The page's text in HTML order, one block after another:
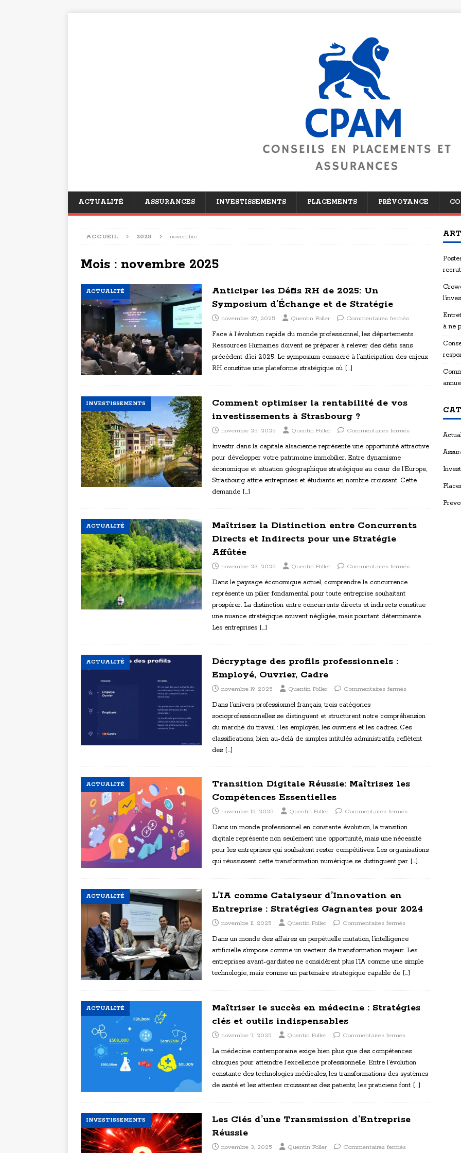
ACTUALITÉ ASSURANCES INVESTISSEMENTS PLACEMENTS PRÉVOYANCE
ACCUEIL 2025 novembre
Mois : novembre 2025
ACTUALITÉ
Anticiper les Défis RH de 2025: Un
Symposium d’Échange et de Stratégie
novembre 27, 2025 Quentin Foller Commentaires fermés
Face à l’évolution rapide du monde professionnel, les départements
Ressources Humaines doivent se préparer à relever des défis sans
précédent d’ici 2025. Le symposium consacré à l’anticipation des enjeux
RH constitue une plateforme stratégique où […]
INVESTISSEMENTS
Comment optimiser la rentabilité de vos
investissements à Strasbourg ?
novembre 25, 2025 Quentin Foller Commentaires fermés
Investir dans la capitale alsacienne représente une opportunité attractive
pour développer votre patrimoine immobilier. Entre dynamisme
économique et situation géographique stratégique au cœur de l’Europe,
Strasbourg attire entreprises et étudiants en nombre croissant. Cette
demande […]
ACTUALITÉ
Maîtrisez la Distinction entre Concurrents
Directs et Indirects pour une Stratégie
Affûtée
novembre 23, 2025 Quentin Foller Commentaires fermés
Dans le paysage économique actuel, comprendre la concurrence
représente un pilier fondamental pour toute entreprise souhaitant
prospérer. La distinction entre concurrents directs et indirects constitue
une nuance stratégique souvent négligée, mais pourtant déterminante.
Les entreprises […]
ACTUALITÉ
Décryptage des profils professionnels :
Employé, Ouvrier, Cadre
novembre 19, 2025 Quentin Foller Commentaires fermés
Dans l’univers professionnel français, trois catégories
socioprofessionnelles se distinguent et structurent notre compréhension
du marché du travail : les employés, les ouvriers et les cadres. Ces
classifications, bien au-delà de simples intitulés administratifs, reflètent
des […]
ACTUALITÉ
Transition Digitale Réussie: Maîtrisez les
Compétences Essentielles
novembre 15, 2025 Quentin Foller Commentaires fermés
Dans un monde professionnel en constante évolution, la transition
digitale représente non seulement une opportunité, mais une nécessité
pour les entreprises qui souhaitent rester compétitives. Les organisations
qui réussissent cette transformation numérique se distinguent par […]
ACTUALITÉ
L’IA comme Catalyseur d’Innovation en
Entreprise : Stratégies Gagnantes pour 2024
novembre 11, 2025 Quentin Foller Commentaires fermés
Dans un monde des affaires en perpétuelle mutation, l’intelligence
artificielle s’impose comme un vecteur de transformation majeur. Les
entreprises avant-gardistes ne considèrent plus l’IA comme une simple
technologie, mais comme un partenaire stratégique capable de […]
ACTUALITÉ
Maîtriser le succès en médecine : Stratégies
clés et outils indispensables
novembre 7, 2025 Quentin Foller Commentaires fermés
La médecine contemporaine exige bien plus que des compétences
cliniques pour atteindre l’excellence professionnelle. Entre l’évolution
constante des technologies médicales, les transformations des systèmes
de santé et les attentes croissantes des patients, les praticiens font […]
INVESTISSEMENTS
Les Clés d’une Transmission d’Entreprise
Réussie
novembre 3, 2025 Quentin Foller Commentaires fermés
à ne